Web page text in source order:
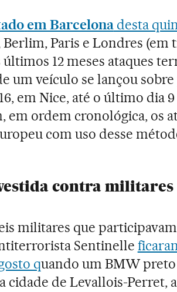
em Barcelonadesta
Paris e Londres (em
12 meses ataques
um veículo se lançou sobre
em Nice, até o último dia
em ordem cronológica, os
com uso desse
contra militares
militares que
Sentinelle
quando um BMW
cidade de Levallois-Perret,